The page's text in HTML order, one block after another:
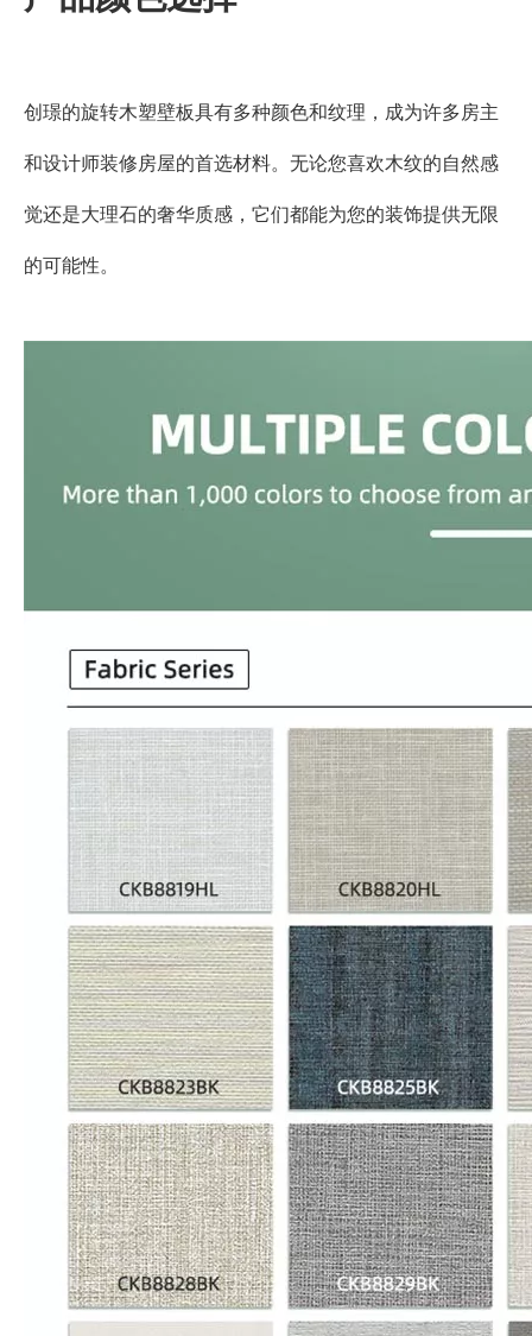
创璟的旋转木塑壁板具有多种颜色和纹理，成为许多房主
和设计师装修房屋的首选材料。无论您喜欢木纹的自然感
觉还是大理石的奢华质感，它们都能为您的装饰提供无限
的可能性。